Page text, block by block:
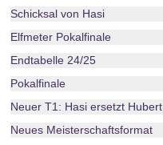
Schicksal von Hasi
Elfmeter Pokalfinale
Endtabelle 24/25
Pokalfinale
Neuer T1: Hasi ersetzt Hubert
Neues Meisterschaftsformat